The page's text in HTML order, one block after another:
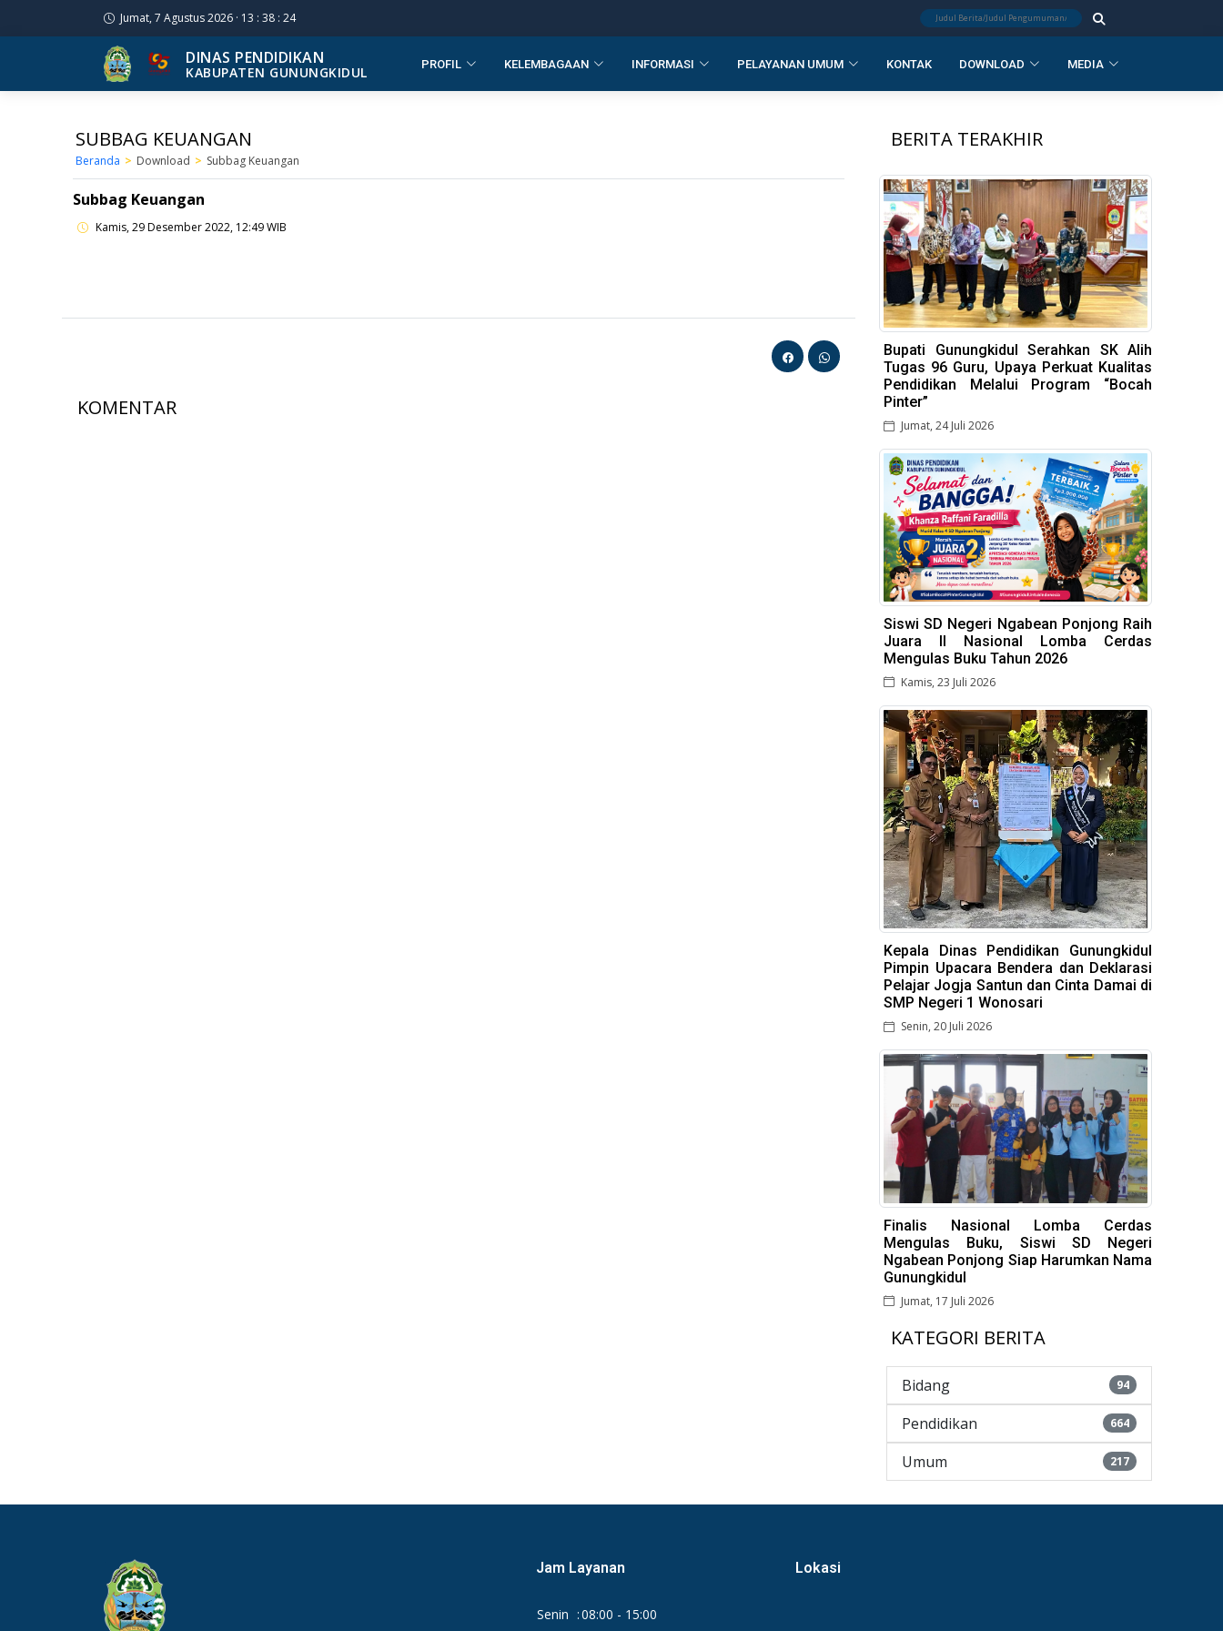
Jumat, 7 Agustus 2026 · 13 : 38 : 25
DINAS PENDIDIKAN
KABUPATEN GUNUNGKIDUL PROFIL KELEMBAGAAN INFORMASI PELAYANAN UMUM KONTAK DOWNLOAD MEDIA
SUBBAG KEUANGAN
Beranda Download Subbag Keuangan
Subbag Keuangan
Kamis, 29 Desember 2022, 12:49 WIB
KOMENTAR
BERITA TERAKHIR
Bupati Gunungkidul Serahkan SK Alih
Tugas 96 Guru, Upaya Perkuat Kualitas
Pendidikan Melalui Program “Bocah
Pinter”
Jumat, 24 Juli 2026
Siswi SD Negeri Ngabean Ponjong Raih
Juara II Nasional Lomba Cerdas
Mengulas Buku Tahun 2026
Kamis, 23 Juli 2026
Kepala Dinas Pendidikan Gunungkidul
Pimpin Upacara Bendera dan Deklarasi
Pelajar Jogja Santun dan Cinta Damai di
SMP Negeri 1 Wonosari
Senin, 20 Juli 2026
Finalis Nasional Lomba Cerdas
Mengulas Buku, Siswi SD Negeri
Ngabean Ponjong Siap Harumkan Nama
Gunungkidul
Jumat, 17 Juli 2026
KATEGORI BERITA
Bidang 94
Pendidikan 664
Umum 217
Jam Layanan
Senin :08:00 - 15:00
Lokasi